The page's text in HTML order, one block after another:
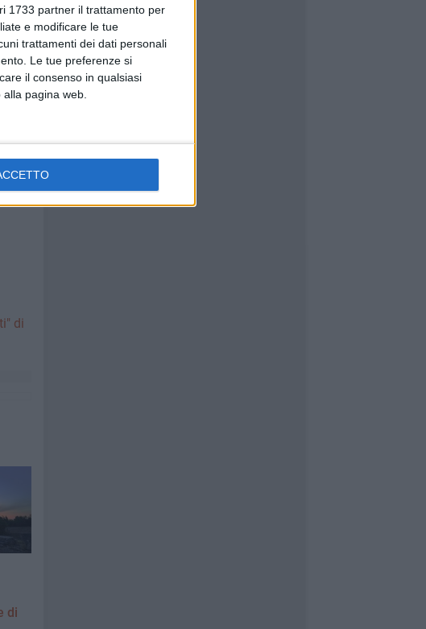
1733 partner il trattamento per
e modificare le tue
trattamenti dei dati personali
Le tue preferenze si
il consenso in qualsiasi
pagina web.
di
di